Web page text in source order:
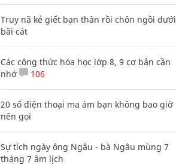
Truy nã kẻ giết bạn thân rồi chôn ngồi dưới
bãi cát
Các công thức hóa học lớp 8, 9 cơ bản cần
nhớ
106
20 số điện thoại ma ám bạn không bao giờ
nên gọi
Sự tích ngày ông Ngâu - bà Ngâu mùng 7
tháng 7 âm lịch